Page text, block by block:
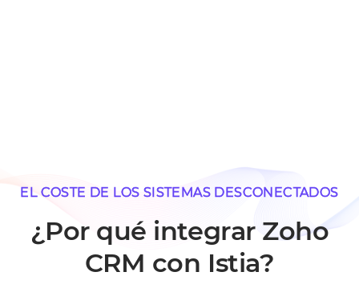
EL COSTE DE LOS SISTEMAS DESCONECTADOS
¿Por qué integrar Zoho
CRM con Istia?